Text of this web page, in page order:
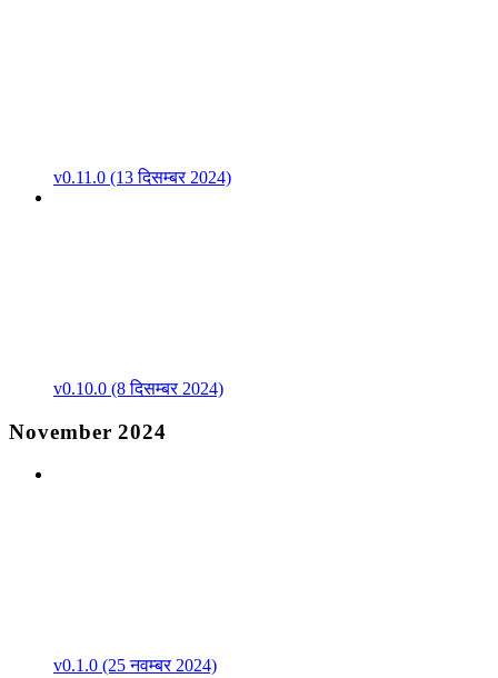
v0.11.0 (13 दिसम्बर 2024)
v0.10.0 (8 दिसम्बर 2024)
November 2024
v0.1.0 (25 नवम्बर 2024)